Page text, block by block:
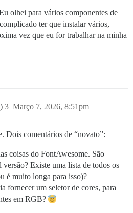
olhei para vários componentes de
ter que instalar vários,
vez que eu for trabalhar na minha
Março 7, 2026, 8:51pm
3
Dois comentários de “novato”:
coisas do FontAwesome. São
versão? Existe uma lista de todos os
é muito longa para isso)?
fornecer um seletor de cores, para
em RGB?